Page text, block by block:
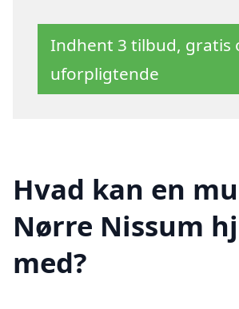
Indhent 3 tilbud, gratis
uforpligtende
Hvad kan en
Nørre Nissum
med?